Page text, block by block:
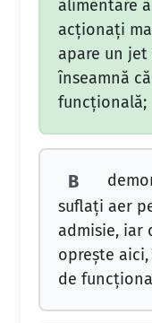
alimentare
acţionaţi
apare un jet
înseamnă
funcţională;
B
suflaţi aer
admisie, iar
opreşte
de